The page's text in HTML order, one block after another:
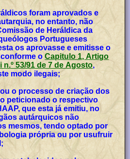
foram aprovados e
no entanto, não
de Heráldica da
Portugueses
os aprovasse e emitisse o
conforme oCapitulo 1, Artigo
n.º 53/91 de 7 de Agosto,
modo ilegais;
o processo de criação dos
peticionado o respectivo
que esta já emitiu, no
autárquicos não
mesmos, tendo optado por
própria ou por usufruir